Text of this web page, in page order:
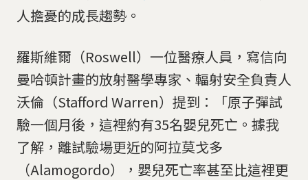
人擔憂的成長趨勢。
羅斯維爾（Roswell）一位醫療人員，寫信向
曼哈頓計畫的放射醫學專家、輻射安全負責人
沃倫（Stafford Warren）提到：「原子彈試
驗一個月後，這裡約有35名嬰兒死亡。據我
了解，離試驗場更近的阿拉莫戈多
（Alamogordo），嬰兒死亡率甚至比這裡更